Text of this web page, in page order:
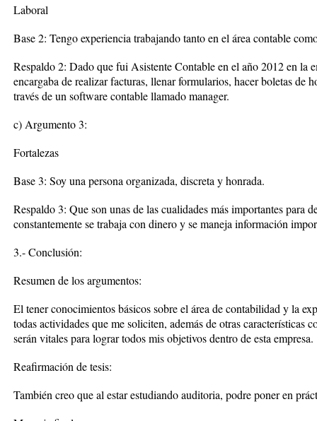
Laboral
Base 2: Tengo experiencia trabajando tanto en el área contable
Respaldo 2: Dado que fui Asistente Contable en el año 2012 en
encargaba de realizar facturas, llenar formularios, hacer boletas de
través de un software contable llamado manager.
c) Argumento 3:
Fortalezas
Base 3: Soy una persona organizada, discreta y honrada.
Respaldo 3: Que son unas de las cualidades más importantes para
constantemente se trabaja con dinero y se maneja información
3.- Conclusión:
Resumen de los argumentos:
El tener conocimientos básicos sobre el área de contabilidad y la
todas actividades que me soliciten, además de otras características
serán vitales para lograr todos mis objetivos dentro de esta empresa.
Reafirmación de tesis:
También creo que al estar estudiando auditoria, podre poner en